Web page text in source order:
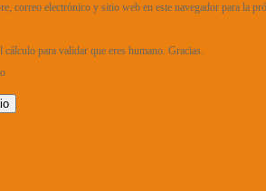
correo electrónico y sitio web en este navegador para la
para validar que eres humano. Gracias.